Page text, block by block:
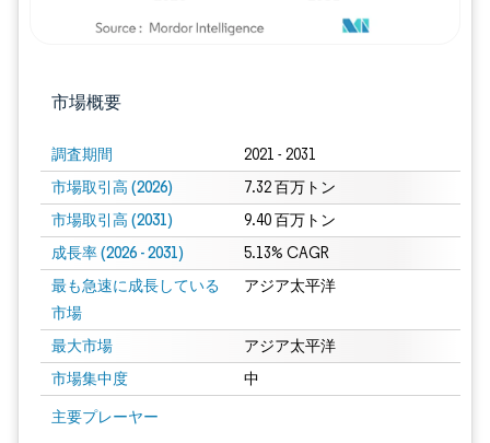
市場概要
調査期間 2021 - 2031
市場取引高 (2026) 7.32 百万トン
市場取引高 (2031) 9.40 百万トン
成長率 (2026 - 2031) 5.13% CAGR
最も急速に成長している
市場
アジア太平洋
最大市場 アジア太平洋
市場集中度 中
主要プレーヤー
画像 © Mordor Intelligence。再利用にはCC BY 4.0の表示が必要です。